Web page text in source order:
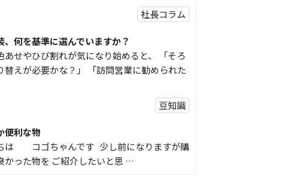
社長コラム
、何を基準に選んでいますか？
あせやひび割れが気になり始めると、 「そろ
替えが必要かな？」 「訪問営業に勧められた
豆知識
便利な物
は コゴちゃんです 少し前になりますが購
かった物を ご紹介したいと思 …